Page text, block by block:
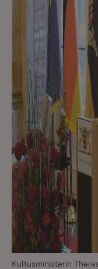
Kultusministerin